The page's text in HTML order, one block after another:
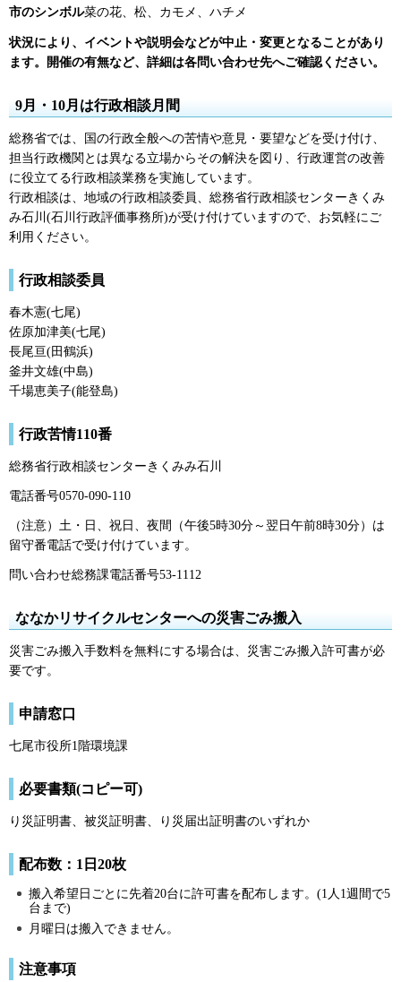
市のシンボル菜の花、松、カモメ、ハチメ
状況により、イベントや説明会などが中止・変更となることがあり
ます。開催の有無など、詳細は各問い合わせ先へご確認ください。
9月・10月は行政相談月間
総務省では、国の行政全般への苦情や意見・要望などを受け付け、
担当行政機関とは異なる立場からその解決を図り、行政運営の改善
に役立てる行政相談業務を実施しています。
行政相談は、地域の行政相談委員、総務省行政相談センターきくみ
み石川(石川行政評価事務所)が受け付けていますので、お気軽にご
利用ください。
行政相談委員
春木憲(七尾)
佐原加津美(七尾)
長尾亘(田鶴浜)
釜井文雄(中島)
千場恵美子(能登島)
行政苦情110番
総務省行政相談センターきくみみ石川
電話番号0570-090-110
（注意）土・日、祝日、夜間（午後5時30分～翌日午前8時30分）は
留守番電話で受け付けています。
問い合わせ総務課電話番号53-1112
ななかリサイクルセンターへの災害ごみ搬入
災害ごみ搬入手数料を無料にする場合は、災害ごみ搬入許可書が必
要です。
申請窓口
七尾市役所1階環境課
必要書類(コピー可)
り災証明書、被災証明書、り災届出証明書のいずれか
配布数：1日20枚
搬入希望日ごとに先着20台に許可書を配布します。(1人1週間で5
台まで)
月曜日は搬入できません。
注意事項